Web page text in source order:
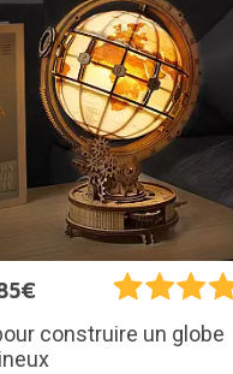
construire un globe